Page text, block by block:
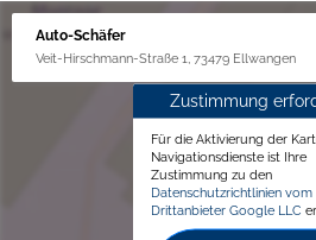
Auto-Schäfer
Veit-Hirschmann-Straße 1, 73479 Ellwangen
Zustimmung
Für die Aktivierung der
Navigationsdienste ist Ihre
Zustimmung zu den
Datenschutzrichtlinien vom
Drittanbieter Google LLC